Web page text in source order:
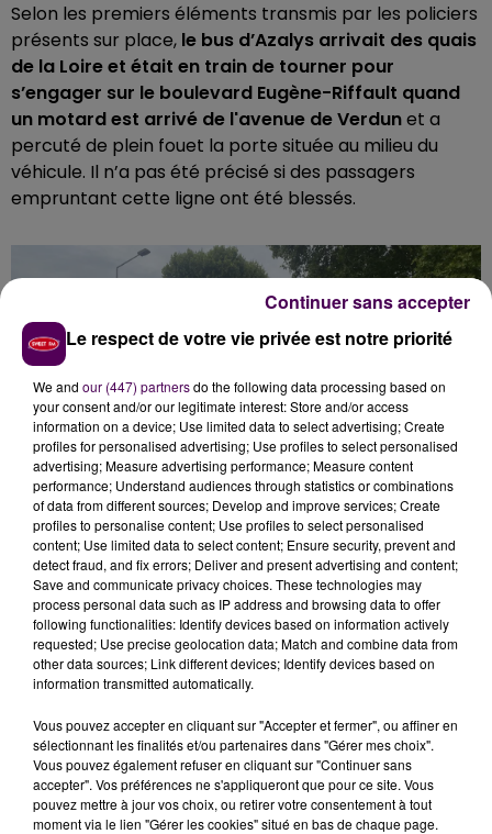
Selon les premiers éléments transmis par les policiers
présents sur place, le bus d’Azalys arrivait des quais
de la Loire et était en train de tourner pour
s’engager sur le boulevard Eugène-Riffault quand
un motard est arrivé de l'avenue de Verdunet a
percuté de plein fouet la porte située au milieu du
véhicule. Il n’a pas été précisé si des passagers
empruntant cette ligne ont été blessés.
LA CIRCULATION PERTURBÉE
Le motard,un garçon de 19 ans originaire de
Chouzy-sur-Cisse, n’a été que légèrement blessé
suite à ce choc:"Il portait un casque et ses
équipements de sécurité"souligne un policier présent
sur place.Il était conscient au moment de son
transport à l’hôpital de Blois. Les circonstances de
Le respect de votre vie privée est notre priorité
We and our (447) partnersdo the following data processing based on
your consent and/or our legitimate interest: Store and/or access
information on a device; Use limited data to select advertising; Create
profiles for personalised advertising; Use profiles to select personalised
advertising; Measure advertising performance; Measure content
performance; Understand audiences through statistics or combinations
of data from different sources; Develop and improve services; Create
profiles to personalise content; Use profiles to select personalised
content; Use limited data to select content; Ensure security, prevent and
detect fraud, and fix errors; Deliver and present advertising and content;
Save and communicate privacy choices. These technologies may
process personal data such as IP address and browsing data to offer
following functionalities: Identify devices based on information actively
requested; Use precise geolocation data; Match and combine data from
other data sources; Link different devices; Identify devices based on
information transmitted automatically.
Vous pouvez accepter en cliquant sur "Accepter et fermer", ou affiner en
sélectionnant les finalités et/ou partenaires dans "Gérer mes choix".
Vous pouvez également refuser en cliquant sur "Continuer sans
accepter". Vos préférences ne s'appliqueront que pour ce site. Vous
pouvez mettre à jour vos choix, ou retirer votre consentement à tout
moment via le lien "Gérer les cookies" situé en bas de chaque page.
Continuer sans accepter